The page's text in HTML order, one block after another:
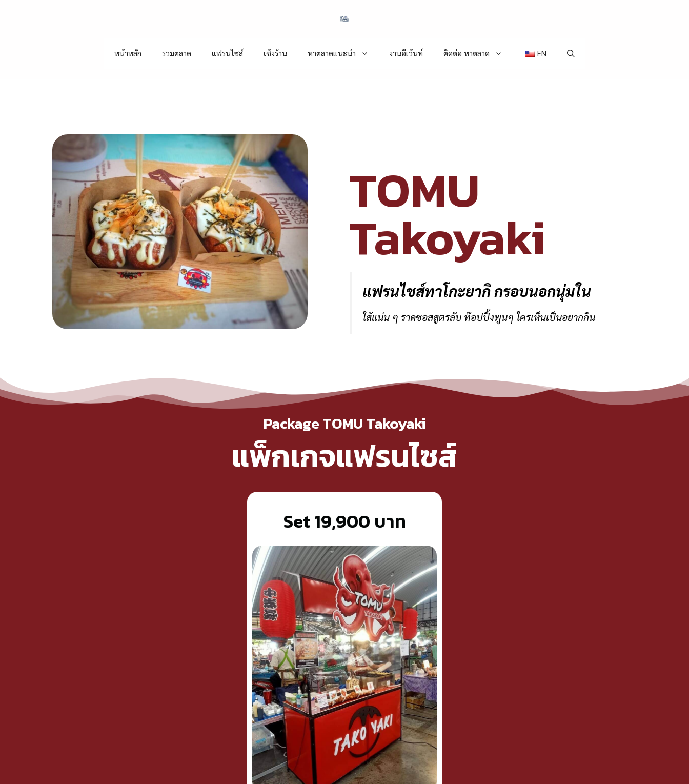
หน้าหลัก รวมตลาด แฟรนไชส์ เซ้งร้าน หาตลาดแนะนำ งานอีเว้นท์ ติดต่อ หาตลาด EN
TOMU
Takoyaki
แฟรนไชส์ทาโกะยากิ กรอบนอกนุ่มใน
ใส้แน่น ๆ ราดซอสสูตรลับ ท๊อปปิ้งพูนๆ ใครเห็นเป็นอยากกิน
Package TOMU Takoyaki
แพ็กเกจแฟรนไซส์
Set 19,900 บาท